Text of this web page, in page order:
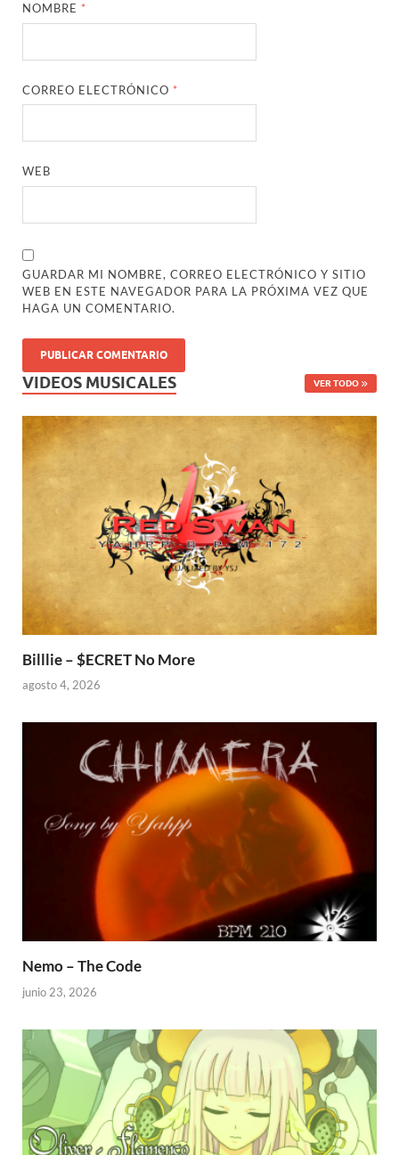
NOMBRE *
CORREO ELECTRÓNICO *
WEB
GUARDAR MI NOMBRE, CORREO ELECTRÓNICO Y SITIO
WEB EN ESTE NAVEGADOR PARA LA PRÓXIMA VEZ QUE
HAGA UN COMENTARIO.
VIDEOS MUSICALES VER TODO
Billlie – $ECRET No More
agosto 4, 2026
Nemo – The Code
junio 23, 2026